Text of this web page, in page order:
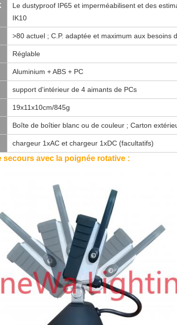
Le dustyproof IP65 et imperméabilisent et des
IK10
>80 actuel ; C.P. adaptée et maximum aux besoins
Réglable
Aluminium + ABS + PC
support d'intérieur de 4 aimants de PCs
19x11x10cm/845g
Boîte de boîtier blanc ou de couleur ; Carton
chargeur 1xAC et chargeur 1xDC (facultatifs)
secours avec la poignée rotative :